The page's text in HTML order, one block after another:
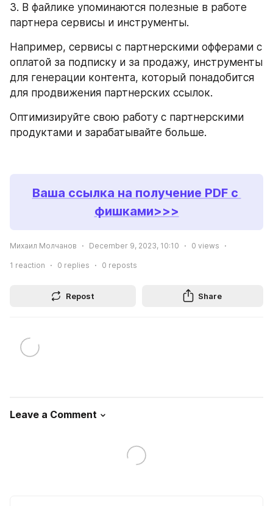
3. В файлике упоминаются полезные в работе
партнера сервисы и инструменты.
Например, сервисы с партнерскими офферами с
оплатой за подписку и за продажу, инструменты
для генерации контента, который понадобится
для продвижения партнерских ссылок.
Оптимизируйте свою работу с партнерскими
продуктами и зарабатывайте больше.
Ваша ссылка на получение PDF с
фишками>>>
Михаил Молчанов December 9, 2023, 10:10 0 views
1 reaction 0 replies 0 reposts
Repost Share
Leave a Comment